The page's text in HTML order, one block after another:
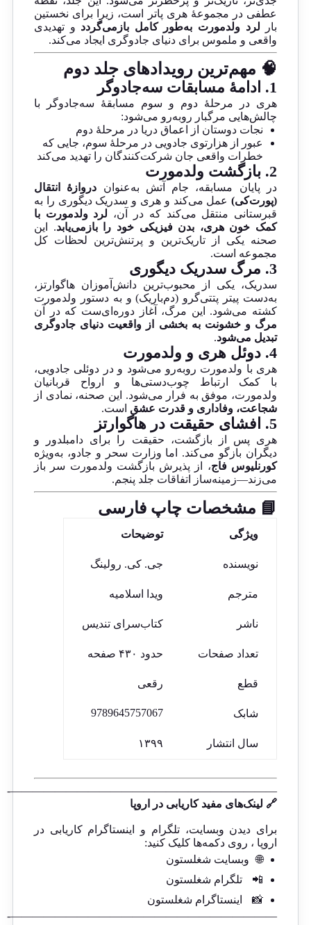
عطفی در مجموعهٔ هری پاتر است، زیرا برای نخستین
بار لرد ولدمورت به‌طور کامل بازمی‌گردد و تهدیدی
واقعی و ملموس برای دنیای جادوگری ایجاد می‌کند.
🧠 مهم‌ترین رویدادهای جلد دوم
1. ادامهٔ مسابقات سه‌جادوگر
هری در مرحلهٔ دوم و سوم مسابقهٔ سه‌جادوگر با
چالش‌هایی مرگبار روبه‌رو می‌شود:
نجات دوستان از اعماق دریا در مرحلهٔ دوم
عبور از هزارتوی جادویی در مرحلهٔ سوم، جایی که
خطرات واقعی جان شرکت‌کنندگان را تهدید می‌کند
2. بازگشت ولدمورت
در پایان مسابقه، جام آتش به‌عنوان دروازهٔ انتقال
(پورت‌کی)عمل می‌کند و هری و سدریک دیگوری را به
قبرستانی منتقل می‌کند که در آن، لرد ولدمورت با
کمک خون هری، بدن فیزیکی خود را بازمی‌یابد. این
صحنه یکی از تاریک‌ترین و پرتنش‌ترین لحظات کل
مجموعه است.
3. مرگ سدریک دیگوری
سدریک، یکی از محبوب‌ترین دانش‌آموزان هاگوارتز،
به‌دست پیتر پتتی‌گرو (دم‌باریک) و به دستور ولدمورت
کشته می‌شود. این مرگ، آغاز دوره‌ای‌ست که در آن
مرگ و خشونت به بخشی از واقعیت دنیای جادوگری
تبدیل می‌شود.
4. دوئل هری و ولدمورت
هری با ولدمورت روبه‌رو می‌شود و در دوئلی جادویی،
با کمک ارتباط چوب‌دستی‌ها و ارواح قربانیان
ولدمورت، موفق به فرار می‌شود. این صحنه، نمادی از
شجاعت، وفاداری و قدرت عشق است.
5. افشای حقیقت در هاگوارتز
هری پس از بازگشت، حقیقت را برای دامبلدور و
دیگران بازگو می‌کند. اما وزارت سحر و جادو، به‌ویژه
کورنلیوس فاج، از پذیرش بازگشت ولدمورت سر باز
می‌زند—زمینه‌ساز اتفاقات جلد پنجم.
📘 مشخصات چاپ فارسی
ویژگی توضیحات
نویسنده جی. کی. رولینگ
مترجم ویدا اسلامیه
ناشر کتاب‌سرای تندیس
تعداد صفحات حدود ۴۳۰ صفحه
قطع رقعی
شابک 9789645757067
سال انتشار ۱۳۹۹
————————————————————————-
🔗 لینک‌های مفید کاریابی در اروپا
برای دیدن وبسایت، تلگرام و اینستاگرام کاریابی در
اروپا ، روی دکمه‌ها کلیک کنید:
🌐
وبسایت شغلستون
📲
تلگرام شغلستون
📸
اینستاگرام شغلستون
————————————————————————-